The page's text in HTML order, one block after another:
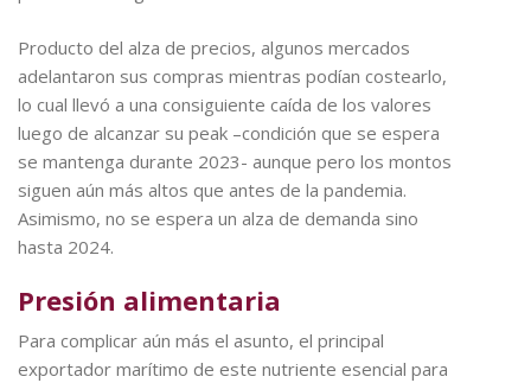
Producto del alza de precios, algunos mercados
adelantaron sus compras mientras podían costearlo,
lo cual llevó a una consiguiente caída de los valores
luego de alcanzar su peak –condición que se espera
se mantenga durante 2023- aunque pero los montos
siguen aún más altos que antes de la pandemia.
Asimismo, no se espera un alza de demanda sino
hasta 2024.
Presión alimentaria
Para complicar aún más el asunto, el principal
exportador marítimo de este nutriente esencial para